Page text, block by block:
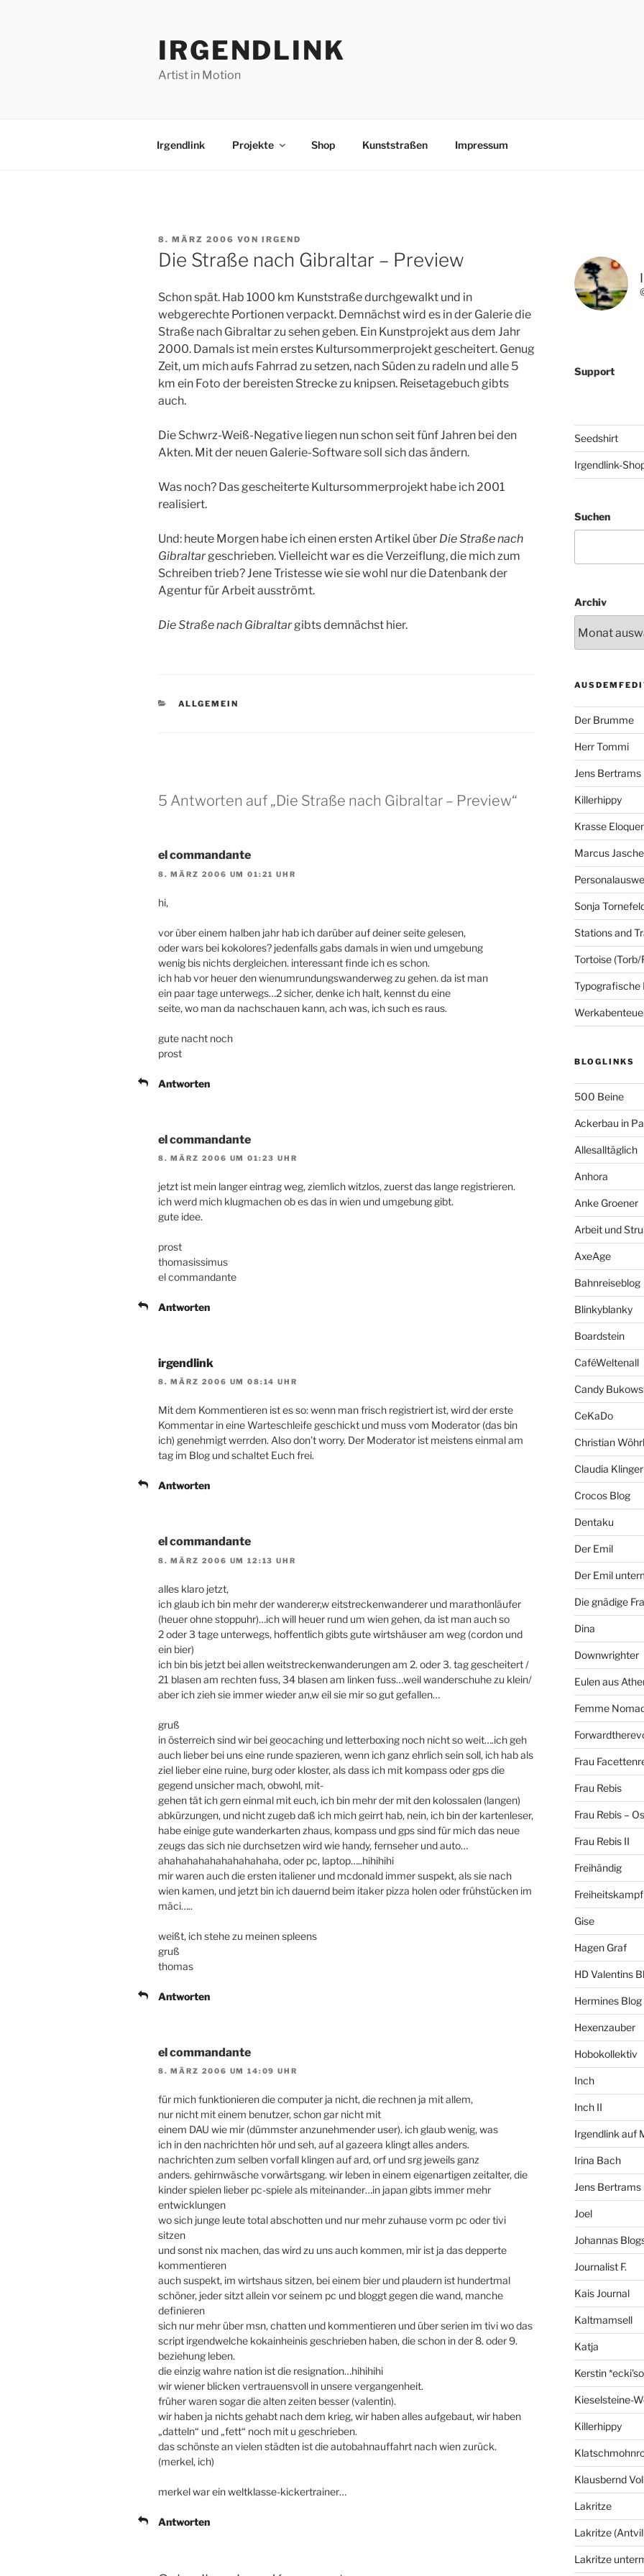
IRGENDLINK
Artist in Motion
Irgendlink Projekte Shop Kunststraßen Impressum
VERÖFFENTLICHT
AM
8. MÄRZ 2006 VON IRGEND
Die Straße nach Gibraltar – Preview
Schon spät. Hab 1000 km Kunststraße durchgewalkt und in
webgerechte Portionen verpackt. Demnächst wird es in der Galerie die
Straße nach Gibraltar zu sehen geben. Ein Kunstprojekt aus dem Jahr
2000. Damals ist mein erstes Kultursommerprojekt gescheitert. Genug
Zeit, um mich aufs Fahrrad zu setzen, nach Süden zu radeln und alle 5
km ein Foto der bereisten Strecke zu knipsen. Reisetagebuch gibts
auch.
Die Schwrz-Weiß-Negative liegen nun schon seit fünf Jahren bei den
Akten. Mit der neuen Galerie-Software soll sich das ändern.
Was noch? Das gescheiterte Kultursommerprojekt habe ich 2001
realisiert.
Und: heute Morgen habe ich einen ersten Artikel über Die Straße nach
Gibraltargeschrieben. Vielleicht war es die Verzeiflung, die mich zum
Schreiben trieb? Jene Tristesse wie sie wohl nur die Datenbank der
Agentur für Arbeit ausströmt.
Die Straße nach Gibraltargibts demnächst hier.
KATEGORIEN
ALLGEMEIN
5 Antworten auf „Die Straße nach Gibraltar – Preview“
el commandante
8. MÄRZ 2006 UM 01:21 UHR
hi,
vor über einem halben jahr hab ich darüber auf deiner seite gelesen,
oder wars bei kokolores? jedenfalls gabs damals in wien und umgebung
wenig bis nichts dergleichen. interessant finde ich es schon.
ich hab vor heuer den wienumrundungswanderweg zu gehen. da ist man
ein paar tage unterwegs…2 sicher, denke ich halt, kennst du eine
seite, wo man da nachschauen kann, ach was, ich such es raus.
gute nacht noch
prost
Antworten
el commandante
8. MÄRZ 2006 UM 01:23 UHR
jetzt ist mein langer eintrag weg, ziemlich witzlos, zuerst das lange registrieren.
ich werd mich klugmachen ob es das in wien und umgebung gibt.
gute idee.
prost
thomasissimus
el commandante
Antworten
irgendlink
8. MÄRZ 2006 UM 08:14 UHR
Mit dem Kommentieren ist es so: wenn man frisch registriert ist, wird der erste
Kommentar in eine Warteschleife geschickt und muss vom Moderator (das bin
ich) genehmigt werrden. Also don’t worry. Der Moderator ist meistens einmal am
tag im Blog und schaltet Euch frei.
Antworten
el commandante
8. MÄRZ 2006 UM 12:13 UHR
alles klaro jetzt,
ich glaub ich bin mehr der wanderer,w eitstreckenwanderer und marathonläufer
(heuer ohne stoppuhr)…ich will heuer rund um wien gehen, da ist man auch so
2 oder 3 tage unterwegs, hoffentlich gibts gute wirtshäuser am weg (cordon und
ein bier)
ich bin bis jetzt bei allen weitstreckenwanderungen am 2. oder 3. tag gescheitert /
21 blasen am rechten fuss, 34 blasen am linken fuss…weil wanderschuhe zu klein/
aber ich zieh sie immer wieder an,w eil sie mir so gut gefallen…
gruß
in österreich sind wir bei geocaching und letterboxing noch nicht so weit….ich geh
auch lieber bei uns eine runde spazieren, wenn ich ganz ehrlich sein soll, ich hab als
ziel lieber eine ruine, burg oder kloster, als dass ich mit kompass oder gps die
gegend unsicher mach, obwohl, mit-
gehen tät ich gern einmal mit euch, ich bin mehr der mit den kolossalen (langen)
abkürzungen, und nicht zugeb daß ich mich geirrt hab, nein, ich bin der kartenleser,
habe einige gute wanderkarten zhaus, kompass und gps sind für mich das neue
zeugs das sich nie durchsetzen wird wie handy, fernseher und auto…
ahahahahahahahahahaha, oder pc, laptop…..hihihihi
mir waren auch die ersten italiener und mcdonald immer suspekt, als sie nach
wien kamen, und jetzt bin ich dauernd beim itaker pizza holen oder frühstücken im
mäci…..
weißt, ich stehe zu meinen spleens
gruß
thomas
Antworten
el commandante
8. MÄRZ 2006 UM 14:09 UHR
für mich funktionieren die computer ja nicht, die rechnen ja mit allem,
nur nicht mit einem benutzer, schon gar nicht mit
einem DAU wie mir (dümmster anzunehmender user). ich glaub wenig, was
ich in den nachrichten hör und seh, auf al gazeera klingt alles anders.
nachrichten zum selben vorfall klingen auf ard, orf und srg jeweils ganz
anders. gehirnwäsche vorwärtsgang. wir leben in einem eigenartigen zeitalter, die
kinder spielen lieber pc-spiele als miteinander…in japan gibts immer mehr
entwicklungen
wo sich junge leute total abschotten und nur mehr zuhause vorm pc oder tivi
sitzen
und sonst nix machen, das wird zu uns auch kommen, mir ist ja das depperte
kommentieren
auch suspekt, im wirtshaus sitzen, bei einem bier und plaudern ist hundertmal
schöner, jeder sitzt allein vor seinem pc und bloggt gegen die wand, manche
definieren
sich nur mehr über msn, chatten und kommentieren und über serien im tivi wo das
script irgendwelche kokainheinis geschrieben haben, die schon in der 8. oder 9.
beziehung leben.
die einzig wahre nation ist die resignation…hihihihi
wir wiener blicken vertrauensvoll in unsere vergangenheit.
früher waren sogar die alten zeiten besser (valentin).
wir haben ja nichts gehabt nach dem krieg, wir haben alles aufgebaut, wir haben
„datteln“ und „fett“ noch mit u geschrieben.
das schönste an vielen städten ist die autobahnauffahrt nach wien zurück.
(merkel, ich)
merkel war ein weltklasse-kickertrainer…
Antworten
Support
Seedshirt
Irgendlink-
Suchen
Archiv
Der Brumme
Herr Tommi
Jens Bertrams
Killerhippy
Krasse
Marcus
Sonja
Stations and
Tortoise (Torb/
Typografische
BLOGLINKS
500 Beine
Ackerbau in
Allesalltäglich
Anhora
Anke Groener
Arbeit und
AxeAge
Bahnreiseblog
Blinkyblanky
Boardstein
CaféWeltenall
Candy
CeKaDo
Christian Wöhrl
Claudia Klinger
Crocos Blog
Dentaku
Der Emil
Der Emil
Die gnädige
Dina
Downwrighter
Eulen aus
Femme
Frau
Frau Rebis
Frau Rebis –
Frau Rebis II
Freihändig
Freiheitskampf
Gise
Hagen Graf
HD Valentins
Hermines Blog
Hexenzauber
Hobokollektiv
Inch
Inch II
Irgendlink auf
Irina Bach
Jens Bertrams
Joel
Johannas
Journalist F.
Kais Journal
Kaltmamsell
Katja
Kerstin
Kieselsteine-
Killerhippy
Klausbernd
Lakritze
Lakritze
Lakritze